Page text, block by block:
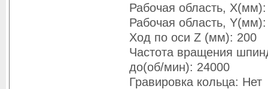
Рабочая область,
Рабочая область,
Ход по оси Z (мм): 200
Частота вращения
до(об/мин): 24000
Гравировка кольца: Нет